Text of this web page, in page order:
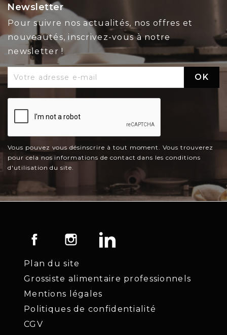
Newsletter
Pour suivre nos actualités, nos offres et
nouveautés, inscrivez-vous à notre
newsletter !
Vous pouvez vous désinscrire à tout moment. Vous trouverez
pour cela nos informations de contact dans les conditions
d'utilisation du site.
Facebook Instagram
Plan du site
Grossiste alimentaire professionnels
Mentions légales
Politiques de confidentialité
CGV